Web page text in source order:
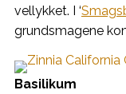
vellykket. I ‘
grundsmagene
Basilikum